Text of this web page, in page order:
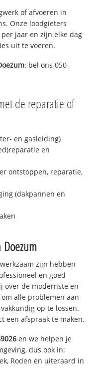
of afvoeren in
Onze loodgieters
jaar en zijn elke dag
uit te voeren.
: bel ons 050-
de reparatie of
en gasleiding)
en
ontstoppen, reparatie,
(dakpannen en
Doezum
zijn hebben
en goed
over de modernste en
alle problemen aan
op te lossen.
een afspraak te maken.
en we helpen je
dus ook in:
Roden en uiteraard in